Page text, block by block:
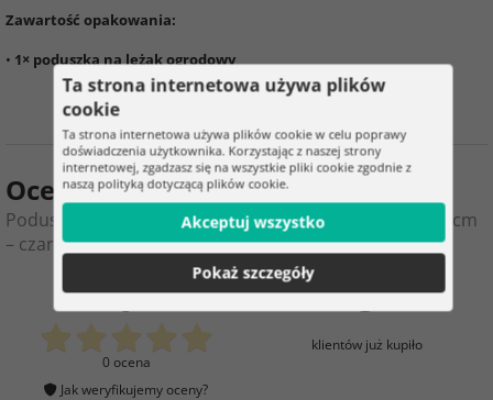
Zawartość opakowania:
• 1× poduszka na leżak ogrodowy
Ocena produktu
Poduszka pikowana na krzesła ogrodowe 180 × 56 × 9 cm
– czarna
0
0 ocena
Jak weryfikujemy oceny?
3
klientów już kupiło
Ta strona internetowa używa plików
cookie
Ta strona internetowa używa plików cookie w celu poprawy
doświadczenia użytkownika. Korzystając z naszej strony
internetowej, zgadzasz się na wszystkie pliki cookie zgodnie z
naszą polityką dotyczącą plików cookie.
Akceptuj wszystko
Pokaż szczegóły